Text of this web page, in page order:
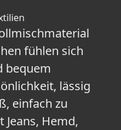
fühlen sich
bequem
lässig
einfach zu
Hemd,